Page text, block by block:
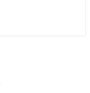
25 26 27